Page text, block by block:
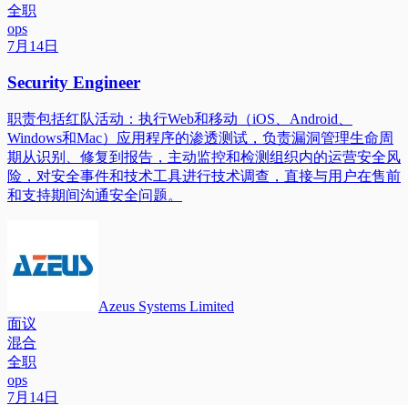
全职
ops
7月14日
Security Engineer
职责包括红队活动：执行Web和移动（iOS、Android、
Windows和Mac）应用程序的渗透测试，负责漏洞管理生命周
期从识别、修复到报告，主动监控和检测组织内的运营安全风
险，对安全事件和技术工具进行技术调查，直接与用户在售前
和支持期间沟通安全问题。
Azeus Systems Limited
面议
混合
全职
ops
7月14日